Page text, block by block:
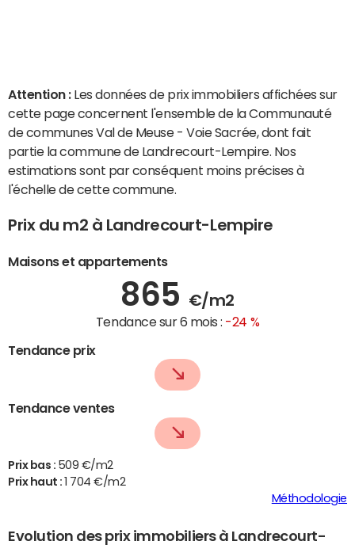
Attention : Les données de prix immobiliers affichées sur
cette page concernent l'ensemble de la Communauté
de communes Val de Meuse - Voie Sacrée, dont fait
partie la commune de Landrecourt-Lempire. Nos
estimations sont par conséquent moins précises à
l'échelle de cette commune.
Prix du m2 à Landrecourt-Lempire
Maisons et appartements
865 €/m2
Tendance sur 6 mois : -24 %
Tendance prix
Tendance ventes
Prix bas : 509 €/m2
Prix haut :
1 704 €/m2
Méthodologie
Evolution des prix immobiliers à Landrecourt-